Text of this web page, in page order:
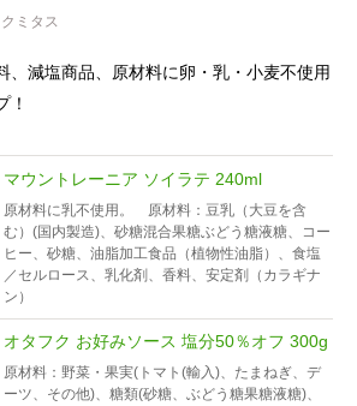
クミタス
、減塩商品、原材料に卵・乳・小麦不使用
！
マウントレーニア ソイラテ 240ml
原材料に乳不使用。 原材料：豆乳（大豆を含
む）(国内製造)、砂糖混合果糖ぶどう糖液糖、コー
ヒー、砂糖、油脂加工食品（植物性油脂）、食塩
／セルロース、乳化剤、香料、安定剤（カラギナ
ン）
オタフク お好みソース 塩分50％オフ 300g
原材料：野菜・果実(トマト(輸入)、たまねぎ、デ
ーツ、その他)、糖類(砂糖、ぶどう糖果糖液糖)、